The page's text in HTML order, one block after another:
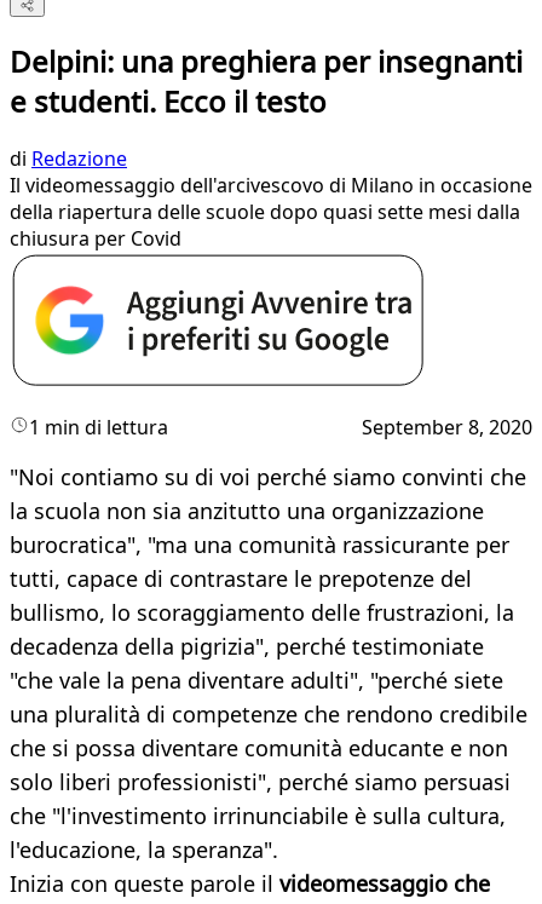
Delpini: una preghiera per insegnanti
e studenti. Ecco il testo
di Redazione
Il videomessaggio dell'arcivescovo di Milano in occasione
della riapertura delle scuole dopo quasi sette mesi dalla
chiusura per Covid
1 min di lettura September 8, 2020
"Noi contiamo su di voi perché siamo convinti che
la scuola non sia anzitutto una organizzazione
burocratica", "ma una comunità rassicurante per
tutti, capace di contrastare le prepotenze del
bullismo, lo scoraggiamento delle frustrazioni, la
decadenza della pigrizia", perché testimoniate
"che vale la pena diventare adulti", "perché siete
una pluralità di competenze che rendono credibile
che si possa diventare comunità educante e non
solo liberi professionisti", perché siamo persuasi
che "l'investimento irrinunciabile è sulla cultura,
l'educazione, la speranza".
Inizia con queste parole il videomessaggio che